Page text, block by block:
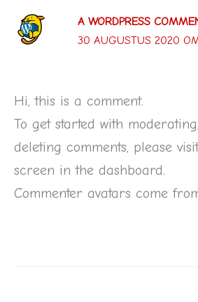
A WORDPRESS
30 AUGUSTUS 2020
Hi, this is a comment.
To get started with
deleting comments, please
screen in the dashboard.
Commenter avatars come